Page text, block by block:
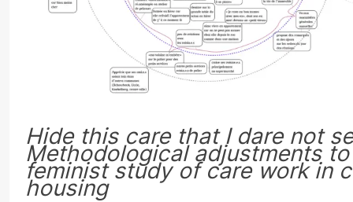
Hide this care that I dare not
Methodological adjustments
feminist study of care work in
housing